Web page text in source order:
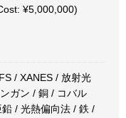
¥5,000,000)
/ XANES / 放射光
ガン / 銅 / コバル
/ 光熱偏向法 / 鉄 /